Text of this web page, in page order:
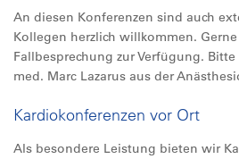
An diesen Konferenzen sind auch
Kollegen herzlich willkommen.
Fallbesprechung zur Verfügung.
med. Marc Lazarus aus der
Kardiokonferenzen vor Ort
Als besondere Leistung bieten wir